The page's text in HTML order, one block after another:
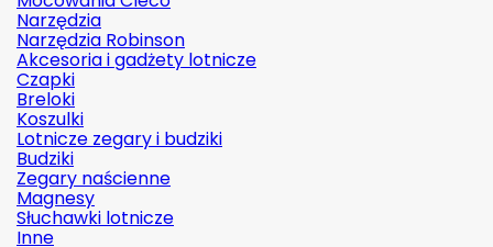
Narzędzia
Narzędzia Robinson
Akcesoria i gadżety lotnicze
Czapki
Breloki
Koszulki
Lotnicze zegary i budziki
Budziki
Zegary naścienne
Magnesy
Słuchawki lotnicze
Inne